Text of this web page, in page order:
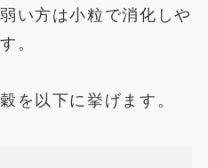
い方は小粒で消化しや
。
を以下に挙げます。